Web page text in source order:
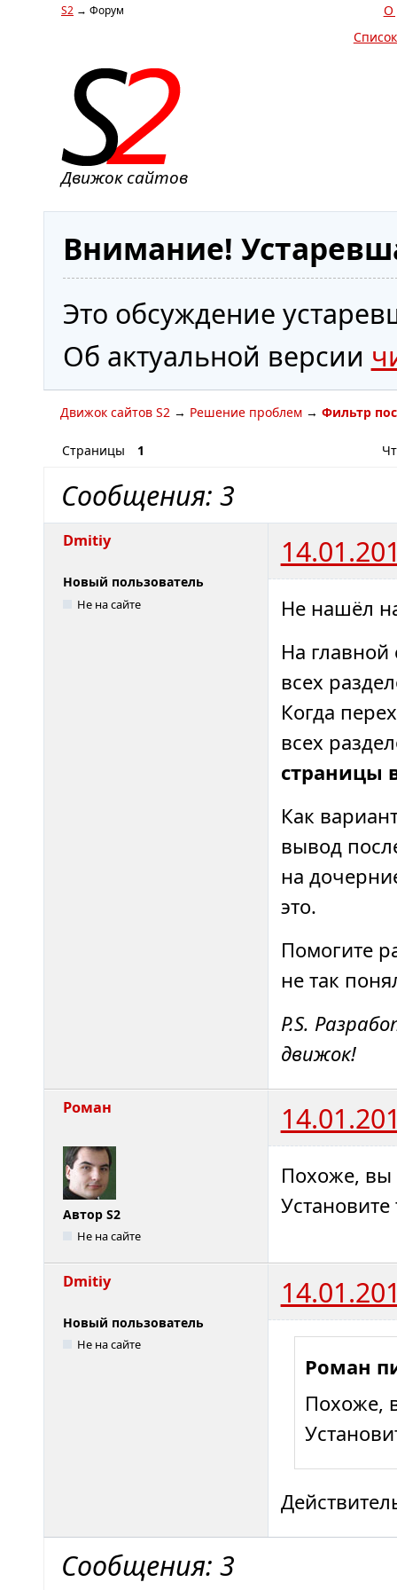
О
S2→ Форум
Движок сайтов
Внимание!
Это обсуждение
Об актуальной версии
Движок сайтов S2 → Решение проблем →Фильтр
Страницы 1
Сообщения: 3
Dmitiy
Новый пользователь
Не на сайте
Не нашёл
На главной
всех
Когда
всех
страницы
Как
вывод
на
это.
Помогите
не так
P.S.
движок!
Роман
Автор S2
Не на сайте
Похоже, вы
Dmitiy
Новый пользователь
Не на сайте
Роман
Похоже,
Сообщения: 3